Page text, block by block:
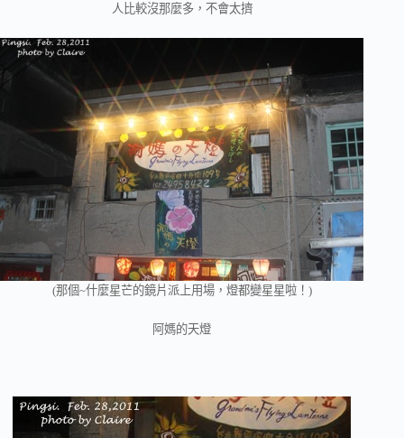
人比較沒那麼多，不會太擠
(那個~什麼星芒的鏡片派上用場，燈都變星星啦！)
阿媽的天燈